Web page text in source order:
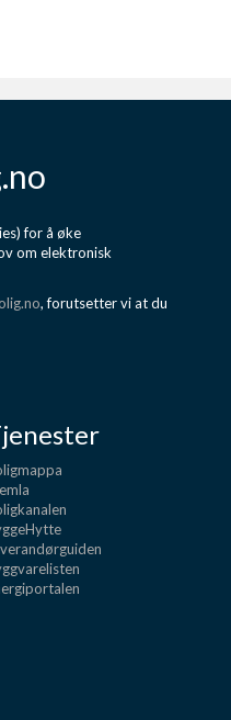
for å øke
om elektronisk
, forutsetter vi at du